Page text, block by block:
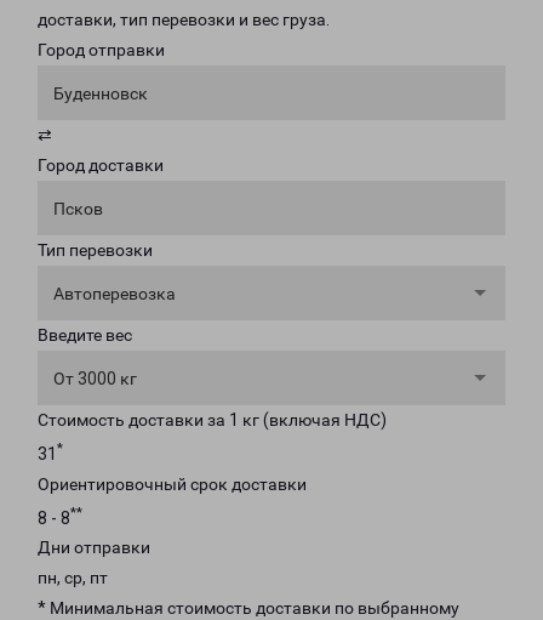
доставки, тип перевозки и вес груза.
Город отправки
Буденновск
⇄
Город доставки
Псков
Тип перевозки
Автоперевозка
Введите вес
От 3000 кг
Стоимость доставки за 1 кг (включая НДС)
31 *
Ориентировочный срок доставки
8 - 8**
Дни отправки
пн, ср, пт
* Минимальная стоимость доставки по выбранному